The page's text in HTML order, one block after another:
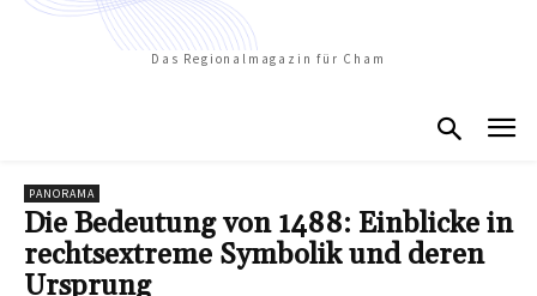
Das Regionalmagazin für Cham
PANORAMA
Die Bedeutung von 1488: Einblicke in
rechtsextreme Symbolik und deren
Ursprung